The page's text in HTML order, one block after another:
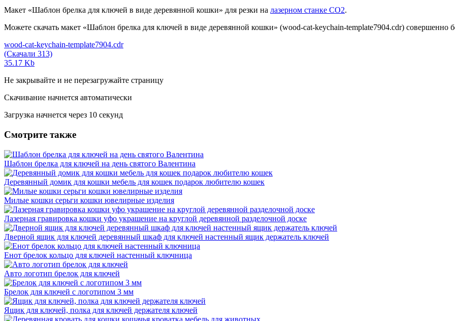
Макет «Шаблон брелка для ключей в виде деревянной кошки» для резки на лазерном станке СО2.
Можете скачать макет «Шаблон брелка для ключей в виде деревянной кошки» (wood-cat-keychain-template7904.cdr) совершенно
wood-cat-keychain-template7904.cdr
(Скачали 313)
35.17 Kb
Не закрывайте и не перезагружайте страницу
Скачивание начнется автоматически
Загрузка начнется через 10 секунд
Смотрите также
Шаблон брелка для ключей на день святого Валентина
Деревянный домик для кошки мебель для кошек подарок любителю кошек
Милые кошки серьги кошки ювелирные изделия
Лазерная гравировка кошки уфо украшение на круглой деревянной разделочной доске
Дверной ящик для ключей деревянный шкаф для ключей настенный ящик держатель ключей
Енот брелок кольцо для ключей настенный ключница
Авто логотип брелок для ключей
Брелок для ключей с логотипом 3 мм
Ящик для ключей, полка для ключей держателя ключей